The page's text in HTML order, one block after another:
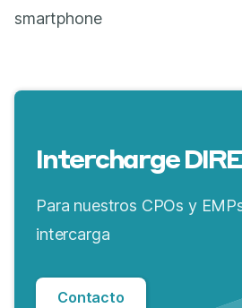
smartphone
Intercharge
Para nuestros CPOs y
intercarga
Contacto